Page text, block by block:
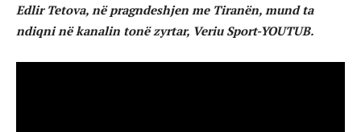
Edlir Tetova, në pragndeshjen me Tiranën, mund ta
ndiqni në kanalin tonë zyrtar, Veriu Sport-YOUTUB.